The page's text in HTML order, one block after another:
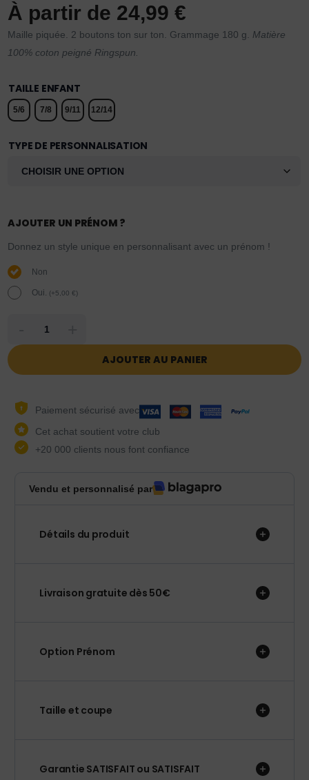
À partir de 24,99€
Maille piquée. 2 boutons ton sur ton. Grammage 180 g. Matière
100% coton peigné Ringspun.
TAILLE ENFANT
5/6 7/8 9/11 12/14
TYPE DE PERSONNALISATION
AJOUTER UN PRÉNOM ?
Donnez un style unique en personnalisant avec un prénom !
Non
Oui. (+5,00€)
AJOUTER AU PANIER
Paiement sécurisé avec
Cet achat soutient votre club
+20 000 clients nous font confiance
Vendu et personnalisé par
Détails du produit
Livraison gratuite dès 50€
Option Prénom
Taille et coupe
Garantie SATISFAIT ou SATISFAIT